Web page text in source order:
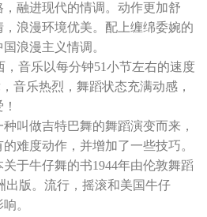
融进现代的情调。动作更加舒
浪漫环境优美。配上缠绵委婉的
浪漫主义情调。
，音乐以每分钟51小节左右的速度
音乐热烈，舞蹈状态充满动感，
叫做吉特巴舞的舞蹈演变而来，
难度动作，并增加了一些技巧。
于牛仔舞的书1944年由伦敦舞蹈
出版。流行，摇滚和美国牛仔
。